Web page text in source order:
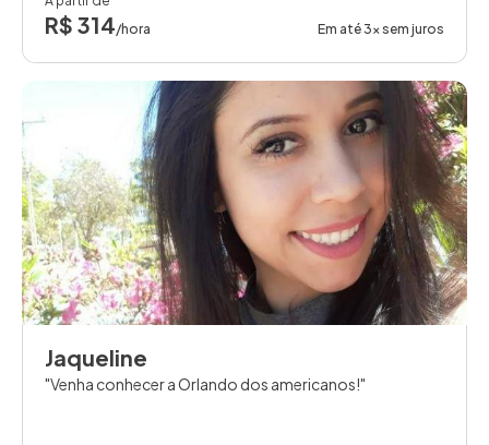
R$ 314/hora Em até 3x sem juros
Jaqueline
Venha conhecer a Orlando dos americanos!